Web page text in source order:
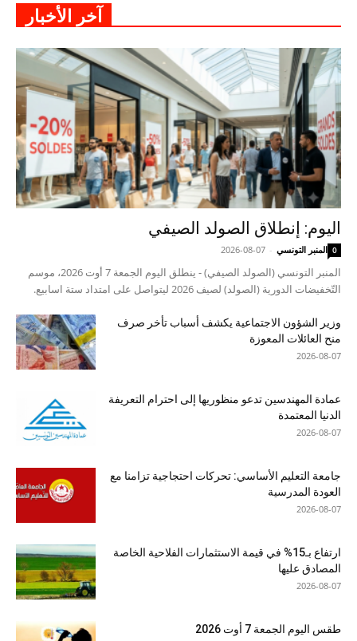
آخر الأخبار
اليوم: إنطلاق الصولد الصيفي
المنبر التونسي -
2026-08-07 0
المنبر التونسي (الصولد الصيفي) - ينطلق اليوم الجمعة 7 أوت 2026، موسم
التّخفيضات الدورية (الصولد) لصيف 2026 ليتواصل على امتداد ستة اسابيع.
وزير الشؤون الاجتماعية يكشف أسباب تأخر صرف
منح العائلات المعوزة
2026-08-07
عمادة المهندسين تدعو منظوريها إلى احترام التعريفة
الدنيا المعتمدة
2026-08-07
جامعة التعليم الأساسي: تحركات احتجاجية تزامنا مع
العودة المدرسية
2026-08-07
ارتفاع بـ15% في قيمة الاستثمارات الفلاحية الخاصة
المصادق عليها
2026-08-07
طقس اليوم الجمعة 7 أوت 2026